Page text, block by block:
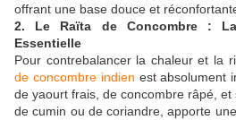
offrant une base douce et
2. Le Raïta de Concombre :
Essentielle
Pour contrebalancer la chaleur et la
de concombre indien est absolument
de yaourt frais, de concombre râpé, et
de cumin ou de coriandre, apporte